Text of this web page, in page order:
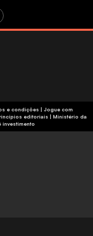
editoriais | Ministério da
investimento